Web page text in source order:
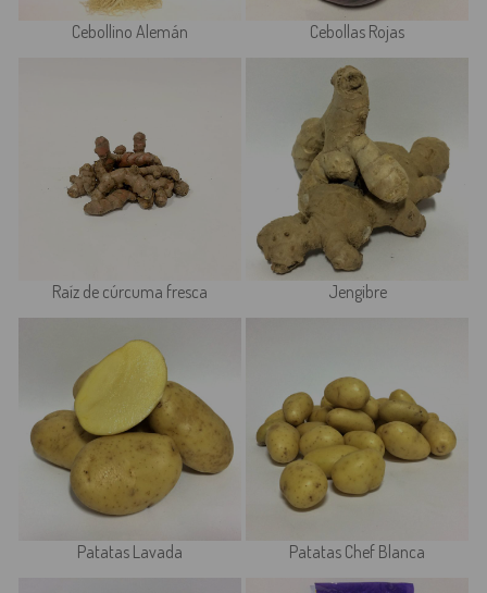
Cebollino Alemán Cebollas Rojas
Raíz de cúrcuma fresca Jengibre
Patatas Lavada Patatas Chef Blanca